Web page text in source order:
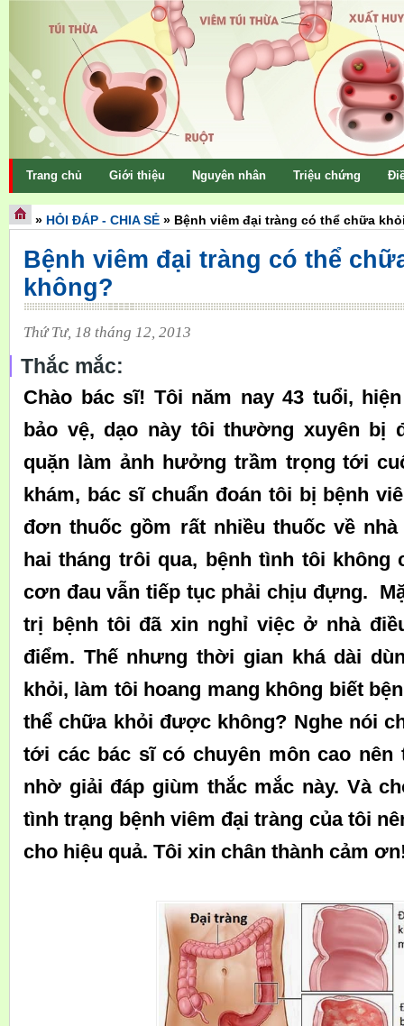
Trang chủ Giới thiệu Nguyên nhân Triệu chứng
» HỎI ĐÁP - CHIA SẺ » Bệnh viêm đại tràng có thể chữa
Bệnh viêm đại tràng có thể
không?
Thứ Tư, 18 tháng 12, 2013
Thắc mắc:
Chào bác sĩ! Tôi năm nay 43 tuổi,
bảo vệ, dạo này tôi thường xuyên bị
quặn làm ảnh hưởng trầm trọng tới
khám, bác sĩ chuẩn đoán tôi bị bệnh
đơn thuốc gồm rất nhiều thuốc về
hai tháng trôi qua, bệnh tình tôi không
cơn đau vẫn tiếp tục phải chịu đựng.
trị bệnh tôi đã xin nghỉ việc ở nhà
điểm. Thế nhưng thời gian khá dài
khỏi, làm tôi hoang mang không biết
thể chữa khỏi được không? Nghe nói
tới các bác sĩ có chuyên môn cao
nhờ giải đáp giùm thắc mắc này. Và
tình trạng bệnh viêm đại tràng của tôi
cho hiệu quả. Tôi xin chân thành cảm